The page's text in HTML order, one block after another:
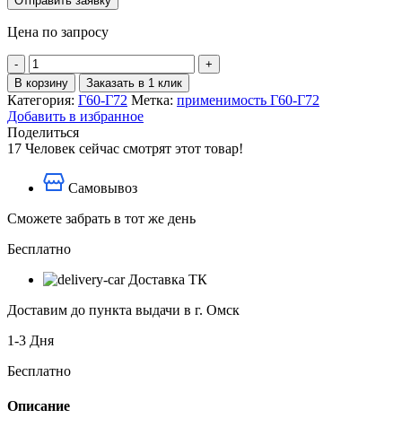
Цена по запросу
Количество
товара
Вкладыш
коренной
(пара)
Г60-
1124/
Г60-
1125
В корзину Заказать в 1 клик
Категория: Г60-Г72 Метка: применимость Г60-Г72
Добавить в избранное
Поделиться
17 Человек сейчас смотрят этот товар!
Самовывоз
Сможете забрать в тот же день
Бесплатно
Доставка ТК
Доставим до пункта выдачи в г. Омск
1-3 Дня
Бесплатно
Описание